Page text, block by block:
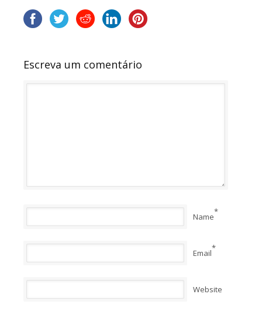
Escreva um comentário
Name*
Email*
Website